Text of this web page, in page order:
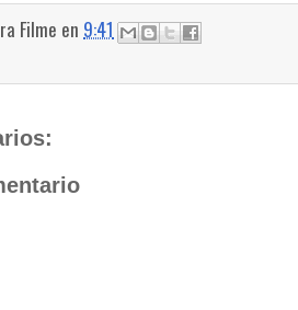
Filme en 9:41